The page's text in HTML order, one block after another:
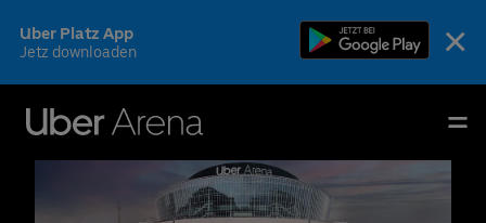
to
content
Tickets
×
Uber Platz App
Jetz downloaden
English